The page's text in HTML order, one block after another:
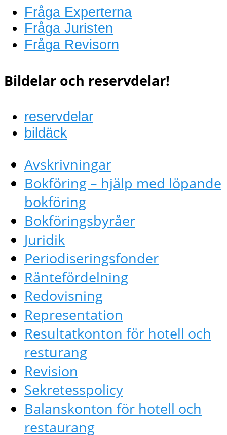
Fråga Experterna
Fråga Juristen
Fråga Revisorn
Bildelar och reservdelar!
reservdelar
bildäck
Avskrivningar
Bokföring – hjälp med löpande
bokföring
Bokföringsbyråer
Juridik
Periodiseringsfonder
Räntefördelning
Redovisning
Representation
Resultatkonton för hotell och
resturang
Revision
Sekretesspolicy
Balanskonton för hotell och
restaurang